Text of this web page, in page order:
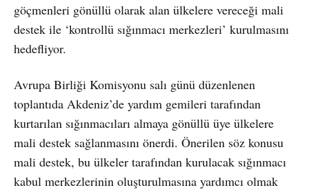
göçmenleri gönüllü olarak alan ülkelere vereceği mali
destek ile ‘kontrollü sığınmacı merkezleri’ kurulmasını
hedefliyor.
Avrupa Birliği Komisyonu salı günü düzenlenen
toplantıda Akdeniz’de yardım gemileri tarafından
kurtarılan sığınmacıları almaya gönüllü üye ülkelere
mali destek sağlanmasını önerdi. Önerilen söz konusu
mali destek, bu ülkeler tarafından kurulacak sığınmacı
kabul merkezlerinin oluşturulmasına yardımcı olmak